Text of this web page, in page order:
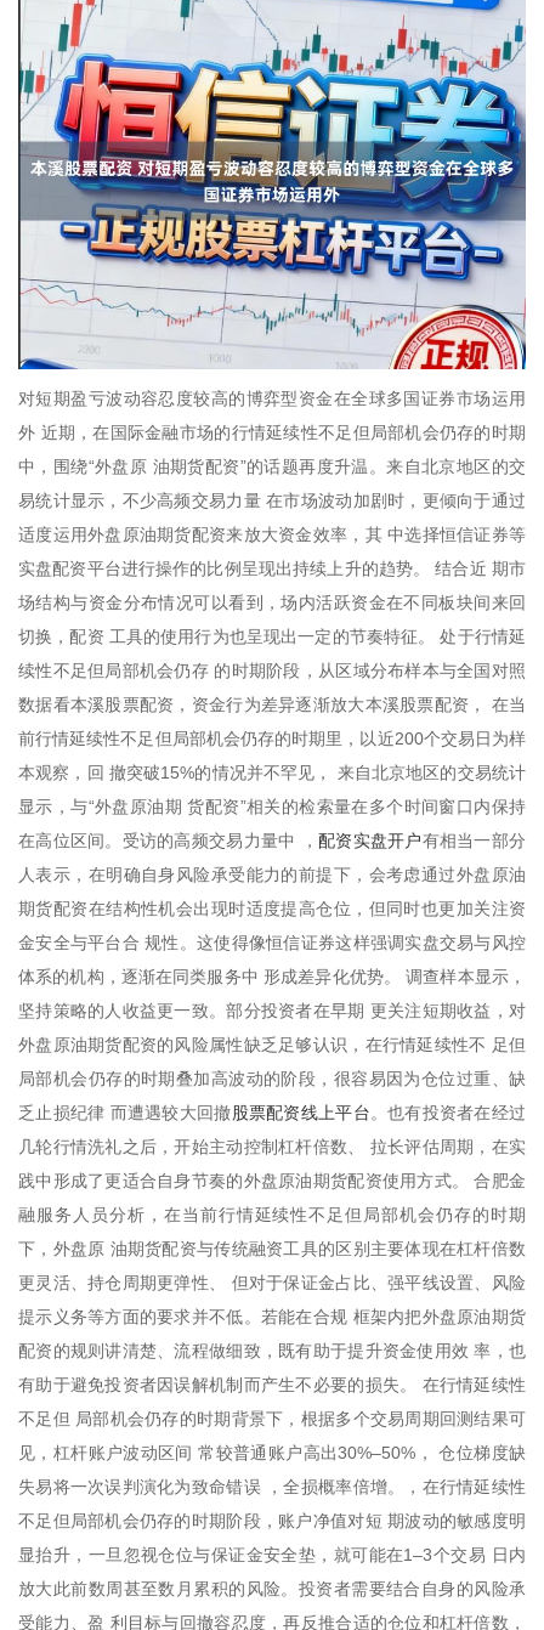
对短期盈亏波动容忍度较高的博弈型资金在全球多国证券市场运用
外 近期，在国际金融市场的行情延续性不足但局部机会仍存的时期
中，围绕“外盘原 油期货配资”的话题再度升温。来自北京地区的交
易统计显示，不少高频交易力量 在市场波动加剧时，更倾向于通过
适度运用外盘原油期货配资来放大资金效率，其 中选择恒信证券等
实盘配资平台进行操作的比例呈现出持续上升的趋势。 结合近 期市
场结构与资金分布情况可以看到，场内活跃资金在不同板块间来回
切换，配资 工具的使用行为也呈现出一定的节奏特征。 处于行情延
续性不足但局部机会仍存 的时期阶段，从区域分布样本与全国对照
数据看本溪股票配资，资金行为差异逐渐放大本溪股票配资， 在当
前行情延续性不足但局部机会仍存的时期里，以近200个交易日为样
本观察，回 撤突破15%的情况并不罕见， 来自北京地区的交易统计
显示，与“外盘原油期 货配资”相关的检索量在多个时间窗口内保持
在高位区间。受访的高频交易力量中 ， 配资实盘开户有相当一部分
人表示，在明确自身风险承受能力的前提下，会考虑通过外盘原油
期货配资在结构性机会出现时适度提高仓位，但同时也更加关注资
金安全与平台合 规性。这使得像恒信证券这样强调实盘交易与风控
体系的机构，逐渐在同类服务中 形成差异化优势。 调查样本显示，
坚持策略的人收益更一致。部分投资者在早期 更关注短期收益，对
外盘原油期货配资的风险属性缺乏足够认识，在行情延续性不 足但
局部机会仍存的时期叠加高波动的阶段，很容易因为仓位过重、缺
乏止损纪律 而遭遇较大回撤股票配资线上平台。也有投资者在经过
几轮行情洗礼之后，开始主动控制杠杆倍数、 拉长评估周期，在实
践中形成了更适合自身节奏的外盘原油期货配资使用方式。 合肥金
融服务人员分析，在当前行情延续性不足但局部机会仍存的时期
下，外盘原 油期货配资与传统融资工具的区别主要体现在杠杆倍数
更灵活、持仓周期更弹性、 但对于保证金占比、强平线设置、风险
提示义务等方面的要求并不低。若能在合规 框架内把外盘原油期货
配资的规则讲清楚、流程做细致，既有助于提升资金使用效 率，也
有助于避免投资者因误解机制而产生不必要的损失。 在行情延续性
不足但 局部机会仍存的时期背景下，根据多个交易周期回测结果可
见，杠杆账户波动区间 常较普通账户高出30%–50%， 仓位梯度缺
失易将一次误判演化为致命错误 ，全损概率倍增。，在行情延续性
不足但局部机会仍存的时期阶段，账户净值对短 期波动的敏感度明
显抬升，一旦忽视仓位与保证金安全垫，就可能在1–3个交易 日内
放大此前数周甚至数月累积的风险。投资者需要结合自身的风险承
受能力、盈 利目标与回撤容忍度，再反推合适的仓位和杠杆倍数，